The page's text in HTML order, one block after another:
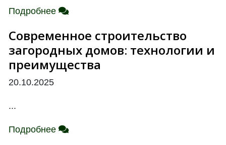
Подробнее
Современное строительство
загородных домов: технологии и
преимущества
20.10.2025
...
Подробнее